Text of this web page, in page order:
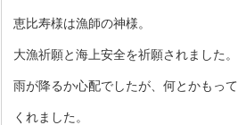
恵比寿様は漁師の神様。
大漁祈願と海上安全を祈願されました。
雨が降るか心配でしたが、何とかもって
くれました。